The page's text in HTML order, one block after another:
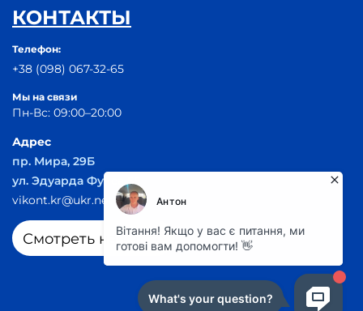
КОНТАКТЫ
Телефон:
+38 (098) 067-32-65
Мы на связи
Пн-Вс: 09:00–20:00
Адрес
пр. Мира, 29Б
ул. Эдуарда Фукса 55
vikont.kr@ukr.net
Смотреть на карте